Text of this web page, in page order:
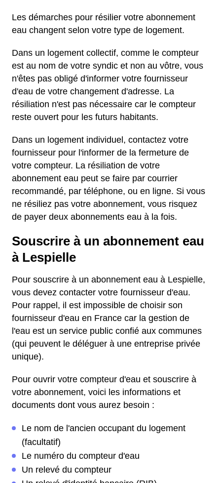
Les démarches pour résilier votre abonnement
eau changent selon votre type de logement.
Dans un logement collectif, comme le compteur
est au nom de votre syndic et non au vôtre, vous
n'êtes pas obligé d'informer votre fournisseur
d'eau de votre changement d'adresse. La
résiliation n'est pas nécessaire car le compteur
reste ouvert pour les futurs habitants.
Dans un logement individuel, contactez votre
fournisseur pour l'informer de la fermeture de
votre compteur. La résiliation de votre
abonnement eau peut se faire par courrier
recommandé, par téléphone, ou en ligne. Si vous
ne résiliez pas votre abonnement, vous risquez
de payer deux abonnements eau à la fois.
Souscrire à un abonnement eau
à Lespielle
Pour souscrire à un abonnement eau à Lespielle,
vous devez contacter votre fournisseur d'eau.
Pour rappel, il est impossible de choisir son
fournisseur d'eau en France car la gestion de
l'eau est un service public confié aux communes
(qui peuvent le déléguer à une entreprise privée
unique).
Pour ouvrir votre compteur d'eau et souscrire à
votre abonnement, voici les informations et
documents dont vous aurez besoin :
Le nom de l'ancien occupant du logement
(facultatif)
Le numéro du compteur d'eau
Un relevé du compteur